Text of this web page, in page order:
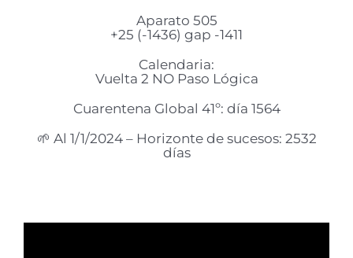
Aparato 505
+25 (-1436) gap -1411
Calendaria:
Vuelta 2 NO Paso Lógica
Cuarentena Global 41º: día 1564
🌱 Al 1/1/2024 – Horizonte de sucesos: 2532
días